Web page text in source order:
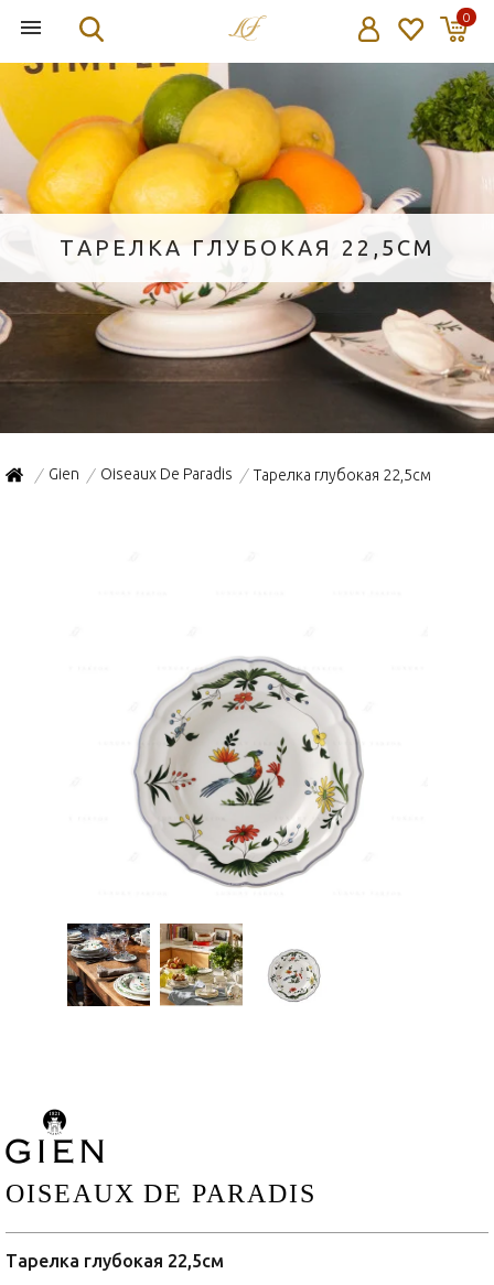
0
ТАРЕЛКА ГЛУБОКАЯ 22,5СМ
/ Gien / Oiseaux De Paradis / Тарелка глубокая 22,5см
OISEAUX DE PARADIS
Тарелка глубокая 22,5см